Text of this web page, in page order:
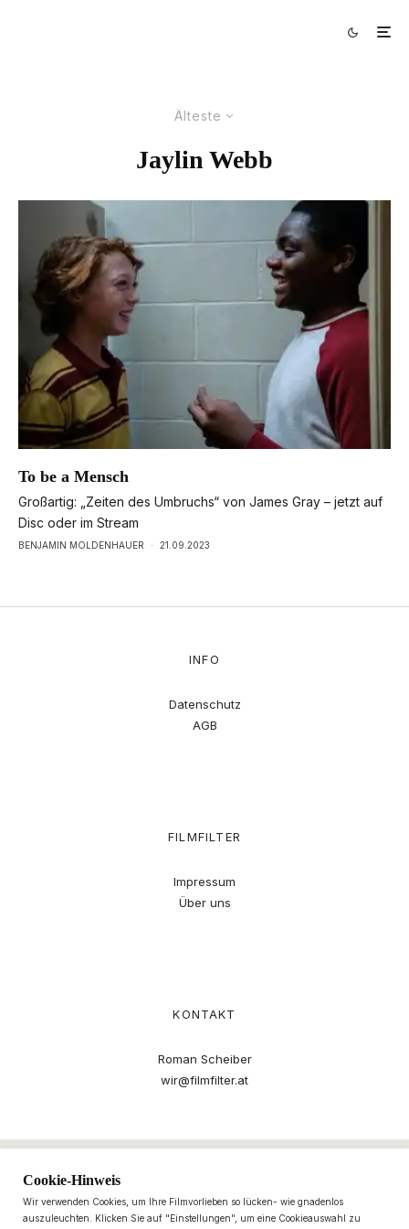
Älteste
Jaylin Webb
To be a Mensch
Großartig: „Zeiten des Umbruchs“ von James Gray – jetzt auf
Disc oder im Stream
BENJAMIN MOLDENHAUER · 21.09.2023
INFO
Datenschutz
AGB
FILMFILTER
Impressum
Über uns
KONTAKT
Roman Scheiber
wir@filmfilter.at
Cookie-Hinweis
Wir verwenden Cookies, um Ihre Filmvorlieben so lücken- wie gnadenlos
auszuleuchten. Klicken Sie auf "Einstellungen", um eine Cookieauswahl zu